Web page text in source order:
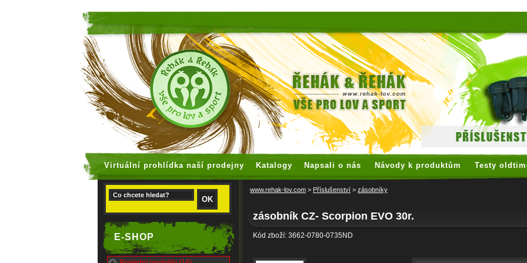
Virtuální prohlídka naší prodejny Katalogy Napsali o nás Návody k produktům Testy
E-SHOP
www.rehak-lov.com > Příslušenství > zásobníky
zásobník CZ- Scorpion EVO 30r.
Kód zboží: 3662-0780-0735ND